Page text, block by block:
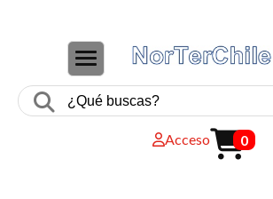
CAMBIAR NAVEGACIÓN
Acceso 0